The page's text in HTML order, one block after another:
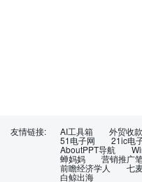
业规范》规定特此
私自提供给未经公
或机构未经授权私
转发公司证券研究
确由被授权机构承
证券研究报告执业
户不得将公司证券
定》和《证券经营
定特此告知公司证
西证券研究所： 深
友情链接: AI工具箱 外贸收款
51电子网 21ic电
AboutPPT导航
蝉妈妈 营销推广
前瞻经济学人 七
白鲸出海